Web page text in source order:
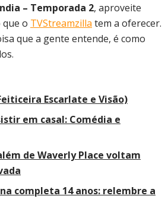
– Temporada 2, aproveite
o TVStreamzilla tem a oferecer.
que a gente entende, é como
Escarlate e Visão)
em casal: Comédia e
de Waverly Place voltam
completa 14 anos: relembre a